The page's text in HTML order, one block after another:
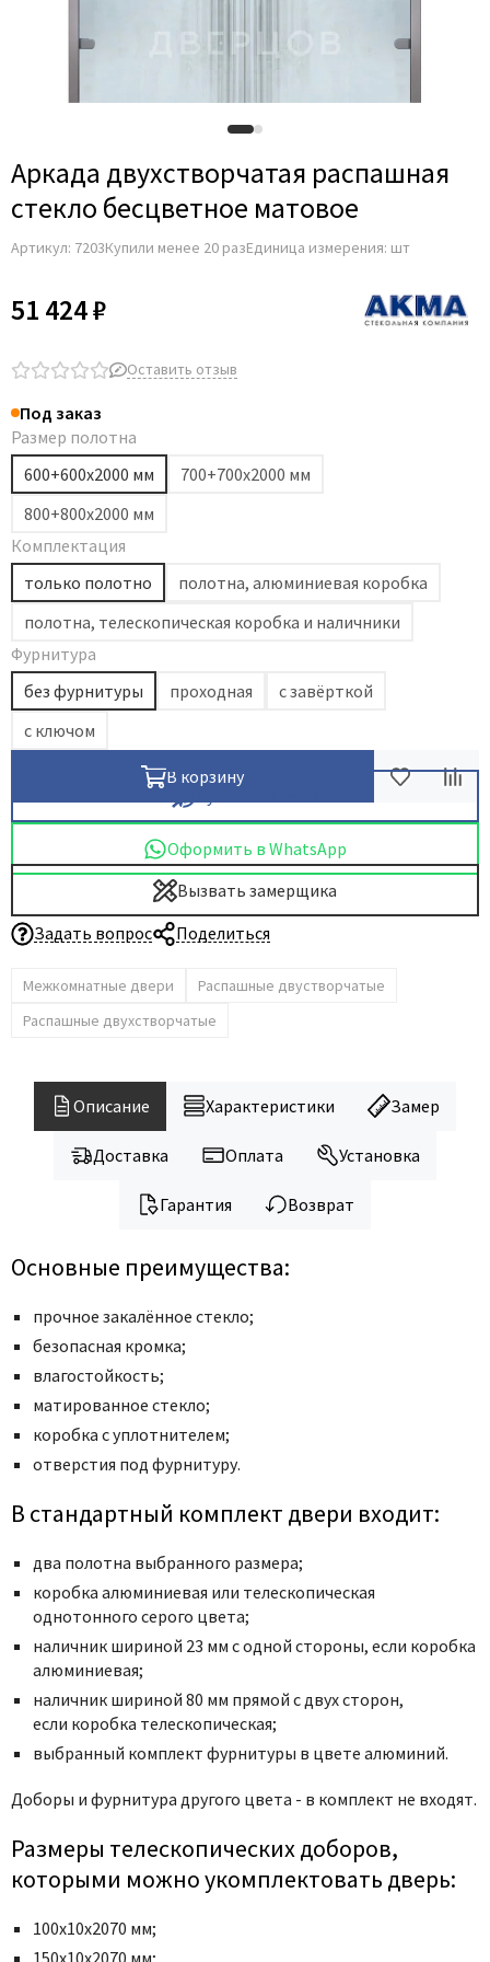
Archie
Aurum Doors
Bravo
Brandoors
Comaglio
Comit
Covali
Dircode
Eclisse
El Porta
Fantom
Fimet
Fratelli Cattini
GlassTur
Hausdoors
Krona Koblenz
Komfort Doors
Legend
LiGa
Lockstyle
Luxor
Optima Porte
Oro - Oro
Philips
Porta Di Parma
Porte Vista
Portika
Poseidon
Profil Doors
Protector
Regidoors
STR
Torex
Tupai
Venezia Unique
Verum
Аркада двухстворчатая распашная
стекло беcцветное матовое
Артикул: 7203Купили менее 20 разЕдиница измерения: шт
51 424 ₽
Оставить отзыв
Под заказ
Размер полотна
600+600х2000 мм
700+700х2000 мм
800+800х2000 мм
Комплектация
только полотно
полотна, алюминиевая коробка
полотна, телескопическая коробка и наличники
Фурнитура
без фурнитуры
проходная
с завёрткой
с ключом
В корзину
Оформить в WhatsApp
Вызвать замерщика
Задать вопрос
Поделиться
Межкомнатные двери
Распашные двустворчатые
Распашные двухстворчатые
Описание Характеристики Замер
Доставка Оплата Установка
Гарантия Возврат
Основные преимущества:
прочное закалённое стекло;
безопасная кромка;
влагостойкость;
матированное стекло;
коробка с уплотнителем;
отверстия под фурнитуру.
В стандартный комплект двери входит:
два полотна выбранного размера;
коробка алюминиевая или телескопическая
однотонного серого цвета;
наличник шириной 23 мм с одной стороны, если коробка
алюминиевая;
наличник шириной 80 мм прямой с двух сторон,
если коробка телескопическая;
выбранный комплект фурнитуры в цвете алюминий.
Доборы и фурнитура другого цвета - в комплект не входят.
Размеры телескопических доборов,
которыми можно укомплектовать дверь:
100х10х2070 мм;
150х10х2070 мм;